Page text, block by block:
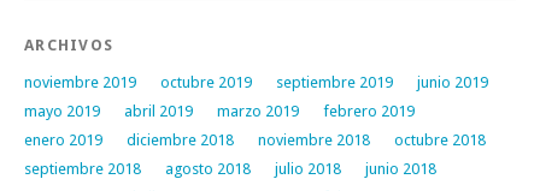
ARCHIVOS
noviembre 2019 octubre 2019 septiembre 2019
junio 2019
mayo 2019
abril 2019 marzo 2019
febrero 2019
enero 2019
diciembre 2018 noviembre 2018
octubre 2018
septiembre 2018
agosto 2018 julio 2018
junio 2018